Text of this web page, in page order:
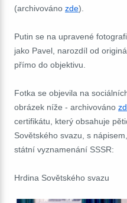
(archivováno zde).
Putin se na upravené
jako Pavel, narozdíl od
přímo do objektivu.
Fotka se objevila na
obrázek níže - archivováno
certifikátu, který obsahuje
Sovětského svazu, s
státní vyznamenání SSSR:
Hrdina Sovětského svazu